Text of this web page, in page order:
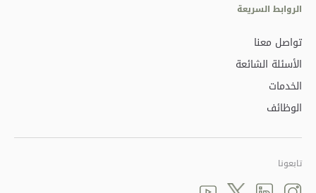
الروابط السريعة
تواصل معنا
الأسئلة الشائعة
الخدمات
الوظائف
تابعونا